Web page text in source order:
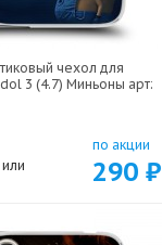
чехол для
3 (4.7) Миньоны арт:
или
по акции
290 ₽